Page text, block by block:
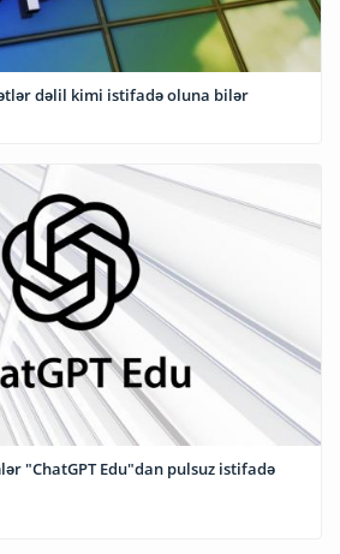
dəlil kimi istifadə oluna bilər
"ChatGPT Edu"dan pulsuz istifadə